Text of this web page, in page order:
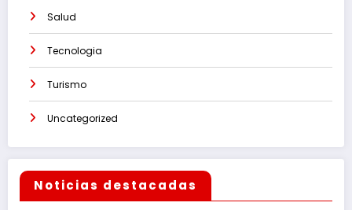
Salud
Tecnologia
Turismo
Uncategorized
Noticias destacadas